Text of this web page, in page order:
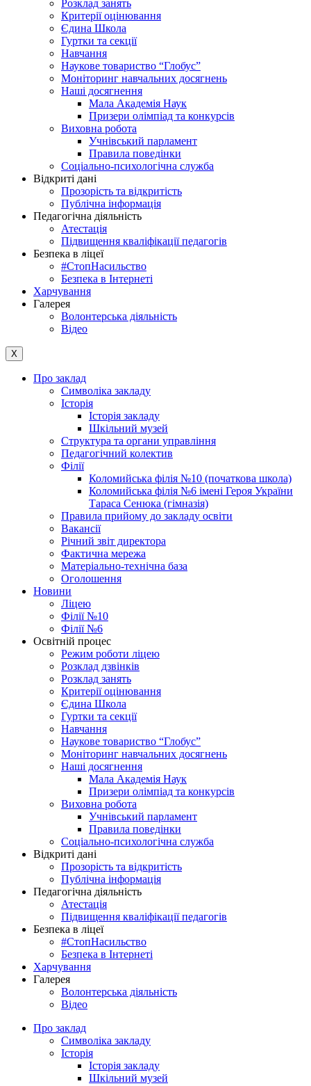
Розклад занять
Критерії оцінювання
Єдина Школа
Гуртки та секції
Навчання
Наукове товариство “Глобус”
Моніторинг навчальних досягнень
Наші досягнення
Мала Академія Наук
Призери олімпіад та конкурсів
Виховна робота
Учнівський парламент
Правила поведінки
Соціально-психологічна служба
Відкриті дані
Прозорість та відкритість
Публічна інформація
Педагогічна діяльність
Атестація
Підвищення кваліфікації педагогів
Безпека в ліцеї
#СтопНасильство
Безпека в Інтернеті
Харчування
Галерея
Волонтерська діяльність
Відео
X
Про заклад
Символіка закладу
Історія
Історія закладу
Шкільний музей
Структура та органи управління
Педагогічний колектив
Філії
Коломийська філія №10 (початкова школа)
Коломийська філія №6 імені Героя України
Тараса Сенюка (гімназія)
Правила прийому до закладу освіти
Вакансії
Річний звіт директора
Фактична мережа
Матеріально-технічна база
Оголошення
Новини
Ліцею
Філії №10
Філії №6
Освітній процес
Режим роботи ліцею
Розклад дзвінків
Розклад занять
Критерії оцінювання
Єдина Школа
Гуртки та секції
Навчання
Наукове товариство “Глобус”
Моніторинг навчальних досягнень
Наші досягнення
Мала Академія Наук
Призери олімпіад та конкурсів
Виховна робота
Учнівський парламент
Правила поведінки
Соціально-психологічна служба
Відкриті дані
Прозорість та відкритість
Публічна інформація
Педагогічна діяльність
Атестація
Підвищення кваліфікації педагогів
Безпека в ліцеї
#СтопНасильство
Безпека в Інтернеті
Харчування
Галерея
Волонтерська діяльність
Відео
Про заклад
Символіка закладу
Історія
Історія закладу
Шкільний музей